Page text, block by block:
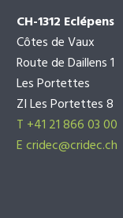
CH-1312 Eclépens
Côtes de Vaux
Route de Daillens 1
Les Portettes
ZI Les Portettes 8
T +41 21 866 03 00
Ecridec@cridec.ch